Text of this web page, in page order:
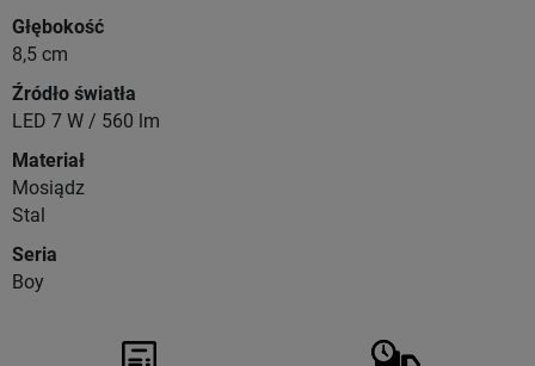
Głębokość
8,5 cm
Źródło światła
LED 7 W / 560 lm
Materiał
Mosiądz
Stal
Seria
Boy